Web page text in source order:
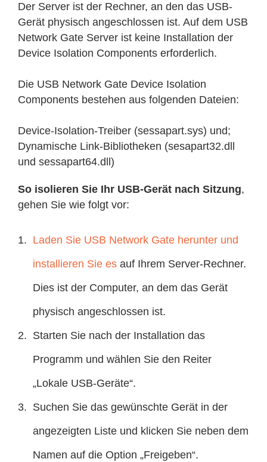
Der Server ist der Rechner, an den das USB-
Gerät physisch angeschlossen ist. Auf dem USB
Network Gate Server ist keine Installation der
Device Isolation Components erforderlich.
Die USB Network Gate Device Isolation
Components bestehen aus folgenden Dateien:
Device-Isolation-Treiber (sessapart.sys) und;
Dynamische Link-Bibliotheken (sesapart32.dll
und sessapart64.dll)
So isolieren Sie Ihr USB-Gerät nach Sitzung,
gehen Sie wie folgt vor:
Laden Sie USB Network Gate herunter und
installieren Sie es auf Ihrem Server-Rechner.
Dies ist der Computer, an dem das Gerät
physisch angeschlossen ist.
Starten Sie nach der Installation das
Programm und wählen Sie den Reiter
„Lokale USB-Geräte“.
Suchen Sie das gewünschte Gerät in der
angezeigten Liste und klicken Sie neben dem
Namen auf die Option „Freigeben“.